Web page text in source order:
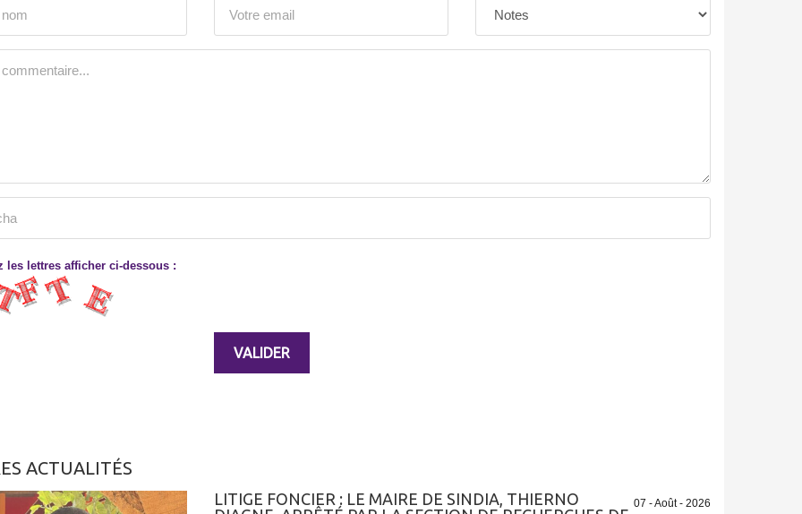
les lettres afficher ci-dessous :
ACTUALITÉS
07 - Août - 2026
LITIGE FONCIER : LE MAIRE DE SINDIA, THIERNO